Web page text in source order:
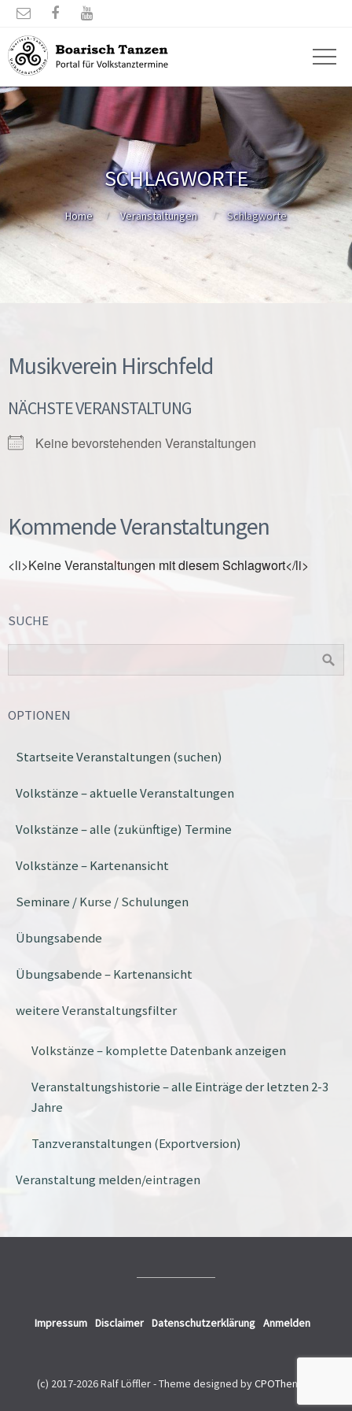
  
SCHLAGWORTE
Home Veranstaltungen Schlagworte
Musikverein Hirschfeld
NÄCHSTE VERANSTALTUNG
Keine bevorstehenden Veranstaltungen
Kommende Veranstaltungen
<li>Keine Veranstaltungen mit diesem Schlagwort</li>
SUCHE
OPTIONEN
Startseite Veranstaltungen (suchen)
Volkstänze – aktuelle Veranstaltungen
Volkstänze – alle (zukünftige) Termine
Volkstänze – Kartenansicht
Seminare / Kurse / Schulungen
Übungsabende
Übungsabende – Kartenansicht
weitere Veranstaltungsfilter
Volkstänze – komplette Datenbank anzeigen
Veranstaltungshistorie – alle Einträge der letzten 2-3
Jahre
Tanzveranstaltungen (Exportversion)
Veranstaltung melden/eintragen
Impressum Disclaimer Datenschutzerklärung Anmelden
(c) 2017-2026 Ralf Löffler -Theme designed byCPOThemes